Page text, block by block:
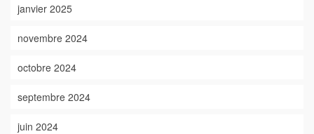
janvier 2025
novembre 2024
octobre 2024
septembre 2024
juin 2024